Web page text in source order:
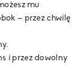
mu
– przez chwilę
i przez dowolny